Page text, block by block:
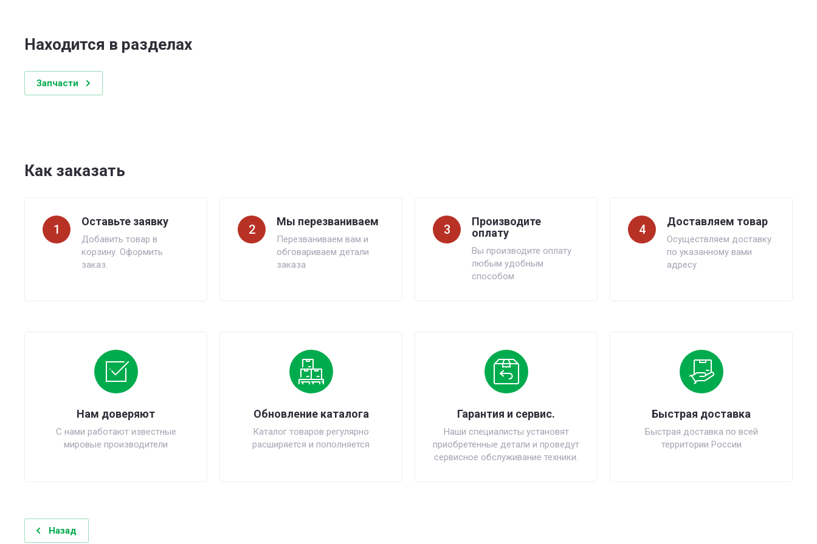
Находится в разделах
Запчасти
Как заказать
1
Оставьте заявку
Добавить товар в
корзину. Оформить
заказ.
2
Мы перезваниваем
Перезваниваем вам и
обговариваем детали
заказа
3
Производите
оплату
Вы производите оплату
любым удобным
способом
4
Доставляем товар
Осуществляем доставку
по указанному вами
адресу
Нам доверяют
С нами работают известные
мировые производители
Обновление каталога
Каталог товаров регулярно
расширяется и пополняется
Гарантия и сервис.
Наши специалисты установят
приобретенные детали и проведут
сервисное обслуживание техники.
Быстрая доставка
Быстрая доставка по всей
территории России
Назад